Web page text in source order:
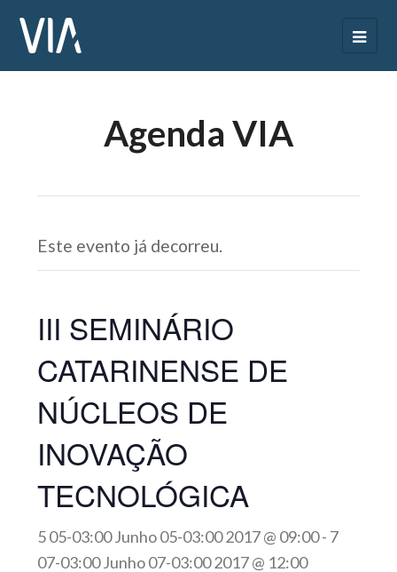
Agenda VIA
Este evento já decorreu.
III SEMINÁRIO
CATARINENSE DE
NÚCLEOS DE
INOVAÇÃO
TECNOLÓGICA
5 05-03:00 Junho 05-03:00 2017 @ 09:00- 7
07-03:00 Junho 07-03:00 2017 @ 12:00